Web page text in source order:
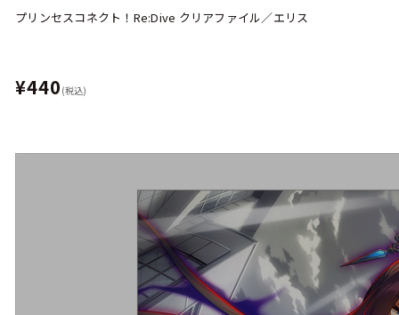
プリンセスコネクト！Re:Dive クリアファイル／エリス
¥440 (税込)